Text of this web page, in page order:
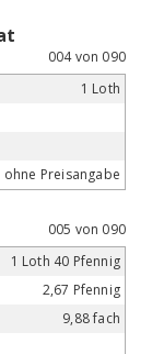
004 von 090
1 Loth
ohne Preisangabe
005 von 090
1 Loth 40 Pfennig
2,67 Pfennig
9,88 fach